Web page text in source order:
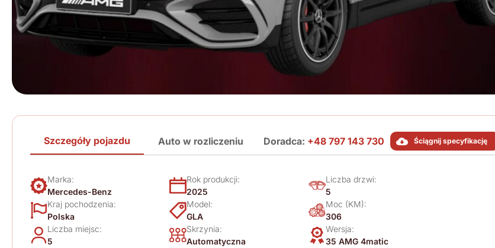
Szczegóły pojazdu Auto w rozliczeniu Doradca: +48 797 143 730 Ściągnij specyfikację
Marka:
Mercedes-Benz
Rok produkcji:
2025
Liczba drzwi:
5
Kraj pochodzenia:
Polska
Model:
GLA
Moc (KM):
306
Liczba miejsc:
5
Skrzynia:
Automatyczna
Wersja:
35 AMG 4matic